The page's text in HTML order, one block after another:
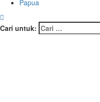
Papua
Cari untuk: